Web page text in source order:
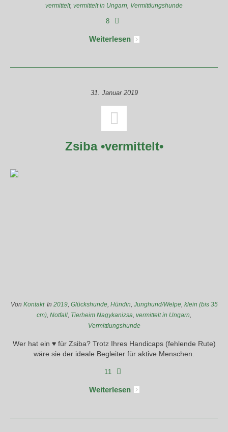
vermittelt, vermittelt in Ungarn, Vermittlungshunde
8
Weiterlesen
31. Januar 2019
Zsiba •vermittelt•
Von Kontakt In 2019, Glückshunde, Hündin, Junghund/Welpe, klein (bis 35
cm), Notfall, Tierheim Nagykanizsa, vermittelt in Ungarn,
Vermittlungshunde
Wer hat ein ♥ für Zsiba? Trotz Ihres Handicaps (fehlende Rute)
wäre sie der ideale Begleiter für aktive Menschen.
11
Weiterlesen